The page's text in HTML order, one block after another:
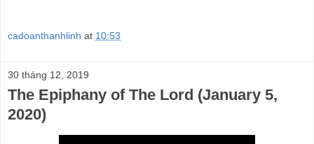
cadoanthanhlinh at 10:53
30 tháng 12, 2019
The Epiphany of The Lord (January 5,
2020)